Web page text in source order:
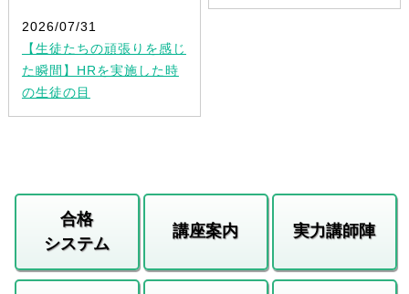
2026/07/31
【生徒たちの頑張りを感じ
た瞬間】HRを実施した時
の生徒の目
合格
システム
講座案内 実力講師陣